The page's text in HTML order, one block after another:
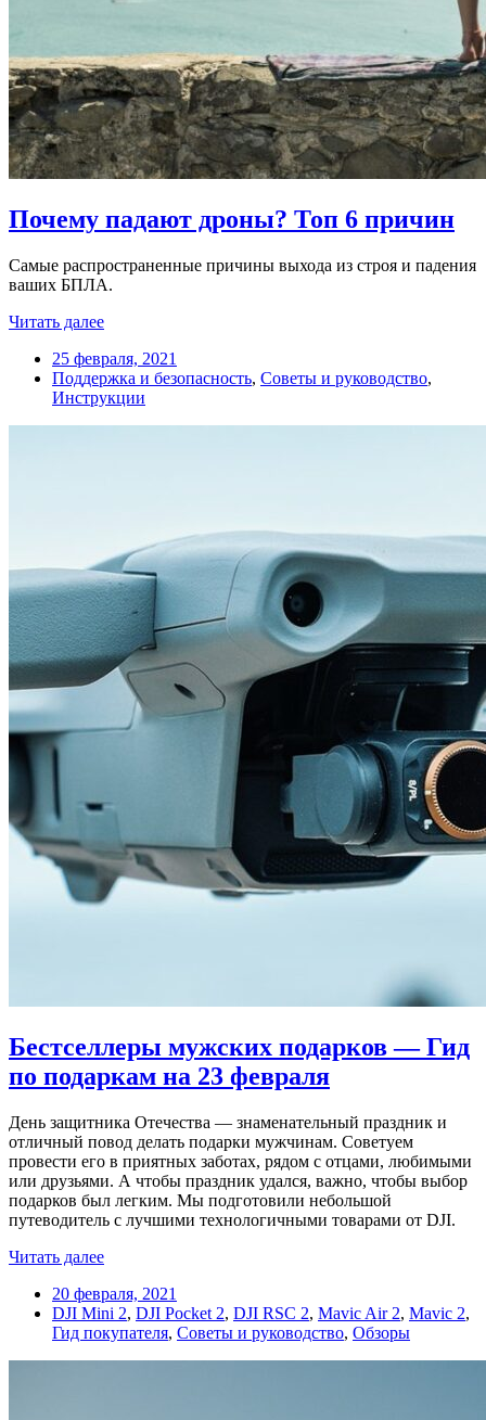
Почему падают дроны? Топ 6 причин
Самые распространенные причины выхода из строя и падения
ваших БПЛА.
Читать далее
25 февраля, 2021
Поддержка и безопасность, Советы и руководство,
Инструкции
Бестселлеры мужских подарков — Гид
по подаркам на 23 февраля
День защитника Отечества — знаменательный праздник и
отличный повод делать подарки мужчинам. Советуем
провести его в приятных заботах, рядом с отцами, любимыми
или друзьями. А чтобы праздник удался, важно, чтобы выбор
подарков был легким. Мы подготовили небольшой
путеводитель с лучшими технологичными товарами от DJI.
Читать далее
20 февраля, 2021
DJI Mini 2, DJI Pocket 2, DJI RSC 2, Mavic Air 2, Mavic 2,
Гид покупателя, Советы и руководство, Обзоры